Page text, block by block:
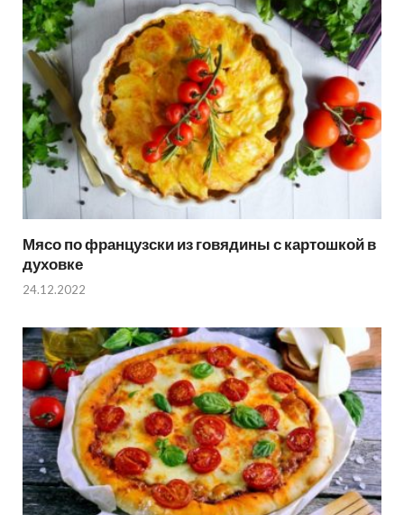
Мясо по французски из говядины с картошкой в
духовке
24.12.2022